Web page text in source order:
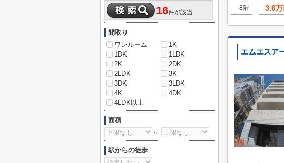
8階
3.6万
エムエスア
16件が該当
間取り
ワンルーム
1K
1DK
1LDK
2K
2DK
2LDK
3K
3DK
3LDK
4K
4DK
4LDK以上
面積
～
駅からの徒歩